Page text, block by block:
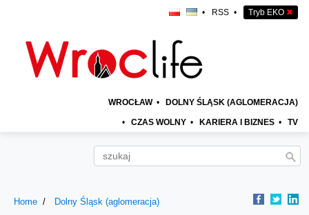
• RSS • Tryb EKO ✖
WROCŁAW • DOLNY ŚLĄSK (AGLOMERACJA)
• CZAS WOLNY • KARIERA I BIZNES • TV
Home Dolny Śląsk (aglomeracja)